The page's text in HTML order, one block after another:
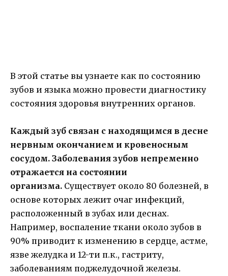
В этой статье вы узнаете как по состоянию
зубов и языка можно провести диагностику
состояния здоровья внутренних органов.
Каждый зуб связан с находящимся в десне
нервным окончанием и кровеносным
сосудом. Заболевания зубов непременно
отражается на состоянии
организма. Существует около 80 болезней, в
основе которых лежит очаг инфекций,
расположенный в зубах или деснах.
Например, воспаление ткани около зубов в
90% приводит к изменению в сердце, астме,
язве желудка и 12-­ти п.к., гастриту,
заболеваниям поджелудочной железы.